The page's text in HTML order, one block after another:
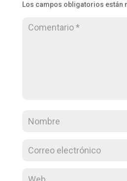
Los campos obligatorios están